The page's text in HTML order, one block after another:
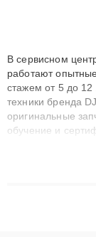
В сервисном
работают
стажем от 5 до
техники бренда
оригинальные
обучение и
сохранением